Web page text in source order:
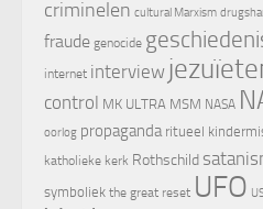
criminelen cultural Marxism
fraude genocide
internet interview
control MK ULTRA MSM NASA
oorlog propaganda ritueel
katholieke kerk Rothschild
symboliek the great reset UFO